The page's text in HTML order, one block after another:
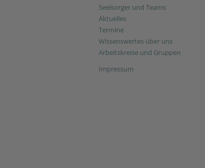
Seelsorger und Teams
Aktuelles
Termine
Wissenswertes über uns
Arbeitskreise und Gruppen
Impressum